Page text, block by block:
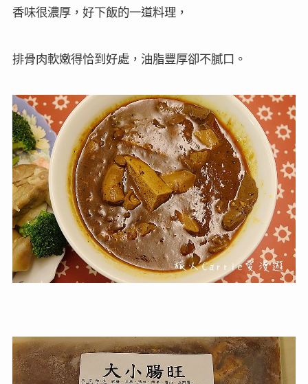
香味很濃厚，好下飯的一道料理，
排骨肉軟嫩得恰到好處，油脂豐厚卻不膩口。